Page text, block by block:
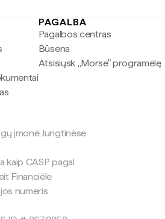
PAGALBA
Pagalbos centras
Būsena
Atsisiųsk „Morse" programėlę
įmonė Jungtinėse
kaip CASP pagal
Financiële
numeris